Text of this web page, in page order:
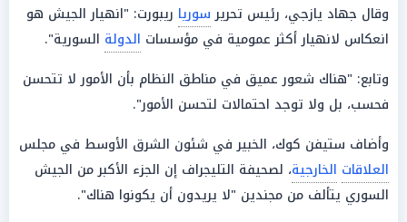
وقال جهاد يازجي، رئيس تحريرسوريا ريبورت: "انهيار الجيش هو
انعكاس لانهيار أكثر عمومية في مؤسسات الدولة السورية".
وتابع: "هناك شعور عميق في مناطق النظام بأن الأمور لا تتحسن
فحسب، بل ولا توجد احتمالات لتحسن الأمور".
وأضاف ستيفن كوك، الخبير في شئون الشرق الأوسط في مجلس
العلاقات الخارجية، لصحيفة التليجراف إن الجزء الأكبر من الجيش
السوري يتألف من مجندين "لا يريدون أن يكونوا هناك".